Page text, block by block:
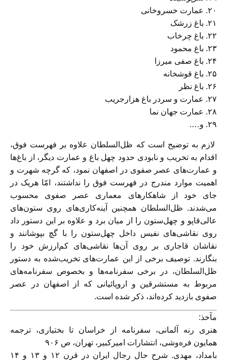
۲۰. عمارت خسروخانی
۲۱. باغ زرشک
۲۲. باغ چرخاب
۲۳. باغ محمود
۲۴. باغ صفی میرزا
۲۵. باغ قوشخانه
۲۶. باغ نظر
۲۷. عمارت و سردر باغ هزارجریب
۲۸. عمارت جهان نما
۲۹. و….
لازم به توضیح است که ظل‌السلطان علاوه بر فهرست فوق،
اقدام به تخریب و نابودی حدود چهل باغ و عمارت دیگر، از باغ‌ها
و عمارت‌های عصر صفوی در اصفهان نمود، که گرچه شهرت و
اهمیت موارد مندرج در فهرست فوق را نداشتند، امّا هریک در
جای خود از شاهکارهای معماری عصر صفوی محسوب
می‌شدند. ظل‌السلطان همچنین آینه‌کاری‌های روی ستون‌های
عالی‌قاپو و چهل‌ستون را از میان برد و علاوه بر این دستور داد
روی نقاشی‌های نفیس داخل چهل‌ستون را با گچ بپوشانند و
نقاشان قاجاری بر روی آن‌ها نقاشی‌های کم‌ارزش خود را
بنگارند. توصیف برخی از این عمارت‌های تخریب‌شده به دستور
ظل‌السلطان، در برخی سفرنامه‌ها و بخصوص سفرنامه‌های
مربوط به مستشرقین و اروپائیانی که از اصفهان در عصر
صفوی بازدید کرده‌اند، ذکر شده است.
مآخذ:
هنری رنه آلمانی، سفرنامه از خراسان تا بختیاری، ترجمه
همایون فره‌وشی، انتشارات امیرکبیر، تهران، ص ۹۰۶
بامداد، مهدی. شرح حال رجال ایران در قرن ۱۲ و ۱۳ و ۱۴